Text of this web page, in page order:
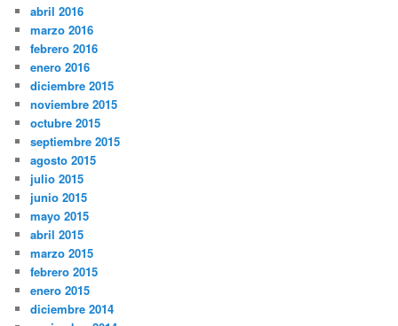
abril 2016
marzo 2016
febrero 2016
enero 2016
diciembre 2015
noviembre 2015
octubre 2015
septiembre 2015
agosto 2015
julio 2015
junio 2015
mayo 2015
abril 2015
marzo 2015
febrero 2015
enero 2015
diciembre 2014